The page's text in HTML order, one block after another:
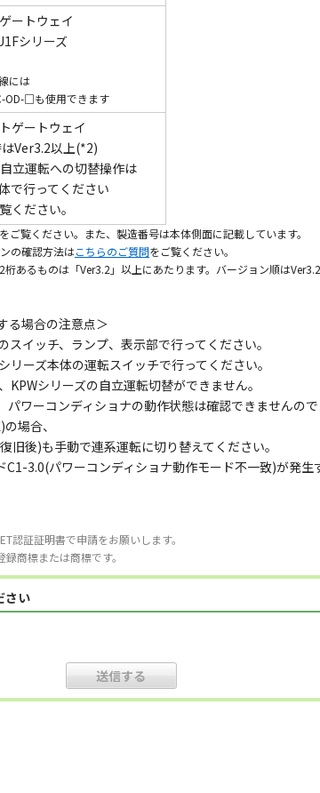
ートウェイ
シリーズ
には
OD-□も使用できます
ゲートウェイ
Ver3.2以上(*2)
立運転への切替操作は
で行ってください
ください。
をご覧ください。また、製造番号は本体側面に記載しています。
の確認方法はこちらのご質問をご覧ください。
あるものは「Ver3.2」以上にあたります。バージョン順は
る場合の注意点＞
イッチ、ランプ、表示部で行ってください。
ーズ本体の運転スイッチで行ってください。
シリーズの自立運転切替ができません。
ワーコンディショナの動作状態は確認できませんので
場合、
後)も手動で連系運転に切り替えてください。
3.0(パワーコンディショナ動作モード不一致)が発生
認証証明書で申請をお願いします。
商標または商標です。
さい